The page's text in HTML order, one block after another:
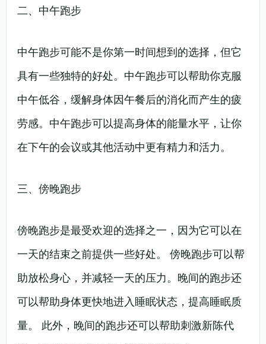
二、中午跑步
中午跑步可能不是你第一时间想到的选择，但它
具有一些独特的好处。中午跑步可以帮助你克服
中午低谷，缓解身体因午餐后的消化而产生的疲
劳感。中午跑步可以提高身体的能量水平，让你
在下午的会议或其他活动中更有精力和活力。
三、傍晚跑步
傍晚跑步是最受欢迎的选择之一，因为它可以在
一天的结束之前提供一些好处。 傍晚跑步可以帮
助放松身心，并减轻一天的压力。晚间的跑步还
可以帮助身体更快地进入睡眠状态，提高睡眠质
量。 此外，晚间的跑步还可以帮助刺激新陈代